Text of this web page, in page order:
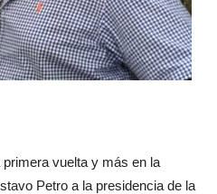
vuelta y más en la
Petro a la presidencia de la